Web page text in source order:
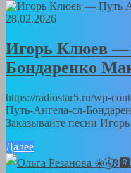
28.02.2026
Игорь Клюев —
Бондаренко
https://radiostar5.ru/wp-
Путь-Ангела-сл-
Заказывайте песни
Далее